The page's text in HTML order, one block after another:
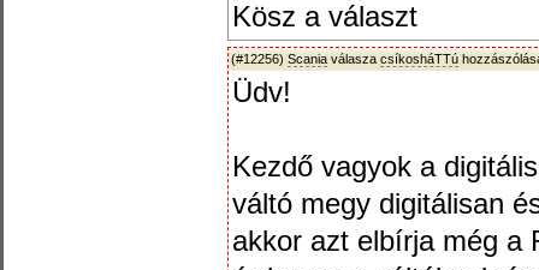
Kösz a választ
(#12256) Scania válasza csíkosháTTú
Üdv!
Kezdő vagyok a
váltó megy digitálisan
akkor azt elbírja még a